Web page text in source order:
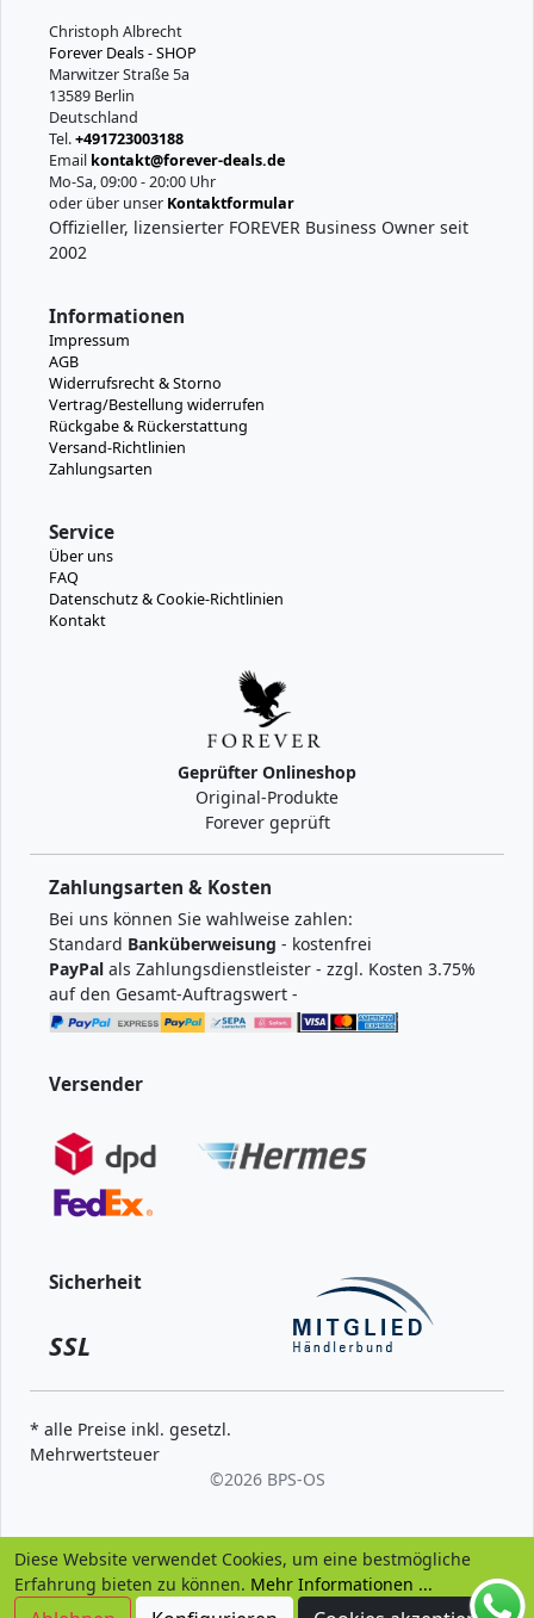
Diese Website verwendet Cookies, um eine bestmögliche
Erfahrung bieten zu können. Mehr Informationen ...
Christoph Albrecht
Forever Deals - SHOP
Marwitzer Straße 5a
13589 Berlin
Deutschland
Tel.+491723003188
Email kontakt@forever-deals.de
Mo-Sa, 09:00 - 20:00 Uhr
oder über unser Kontaktformular
Offizieller, lizensierter FOREVER Business Owner seit
2002
Informationen
Impressum
AGB
Widerrufsrecht & Storno
Vertrag/Bestellung widerrufen
Rückgabe & Rückerstattung
Versand-Richtlinien
Zahlungsarten
Service
Über uns
FAQ
Datenschutz & Cookie-Richtlinien
Kontakt
Geprüfter Onlineshop
Original-Produkte
Forever geprüft
Zahlungsarten & Kosten
Bei uns können Sie wahlweise zahlen:
Standard Banküberweisung - kostenfrei
PayPal als Zahlungsdienstleister - zzgl. Kosten 3.75%
auf den Gesamt-Auftragswert -
Versender
Sicherheit
SSL
* alle Preise inkl. gesetzl.
Mehrwertsteuer
©2026 BPS-OS